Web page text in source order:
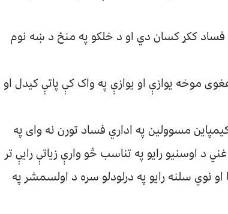
فساد ککړ کسان دي او د خلکو په منځ د ښه نوم
موخه یوازې او یوازې په واک کې پاتې کیدل او
مسوولین په اداري فساد تورن نه وای په
رایو په تناسب څو وارې زیاتې رایې تر
نوي سلنه رایو په درلودلو سره د اولسمشر په